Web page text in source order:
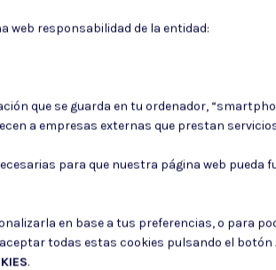
para los fines indicados en la
web responsabilidad de la entidad:
que se guarda en tu ordenador,
a empresas externas que prestan
para que nuestra página web pueda
en base a tus preferencias, o para
todas estas cookies pulsando el botón
.